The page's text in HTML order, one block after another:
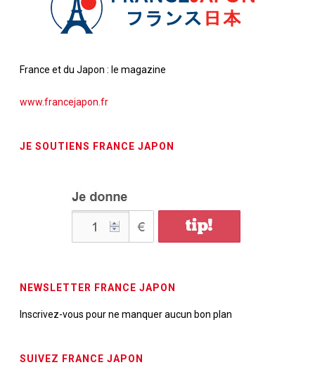
France et du Japon : le magazine
www.francejapon.fr
JE SOUTIENS FRANCE JAPON
NEWSLETTER FRANCE JAPON
Inscrivez-vous pour ne manquer aucun bon plan
SUIVEZ FRANCE JAPON